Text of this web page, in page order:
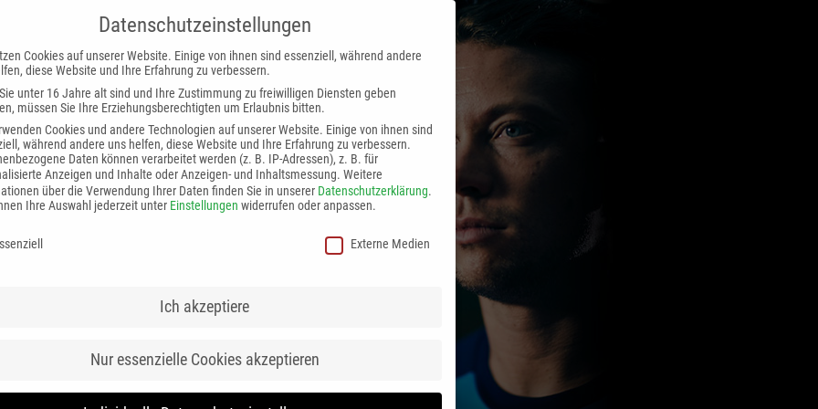
junger Mann. Doch mit einem Schlag verändert
verliert er im Alter von 20 Jahren beide
das traumatische Erlebnis zu überwinden. Er fasst
Willenskraft, Ausdauer und Leidenschaft
– im Oktober 2015 Weltmeister und im September
und tritt in Talkshows auf, reist mit der
Persönlichkeiten. Er führt ein Leben, von
uns, dass das Leben auch nach furchtbaren
lebenswert ist, wenn man an sich glaubt und nicht den
Datenschutzeinstellungen
Cookies auf unserer Website. Einige von ihnen sind essenziell, während andere
diese Website und Ihre Erfahrung zu verbessern.
unter 16 Jahre alt sind und Ihre Zustimmung zu freiwilligen Diensten geben
müssen Sie Ihre Erziehungsberechtigten um Erlaubnis bitten.
Cookies und andere Technologien auf unserer Website. Einige von ihnen sind
während andere uns helfen, diese Website und Ihre Erfahrung zu verbessern.
Daten können verarbeitet werden (z. B. IP-Adressen), z. B. für
Anzeigen und Inhalte oder Anzeigen- und Inhaltsmessung. Weitere
über die Verwendung Ihrer Daten finden Sie in unserer Datenschutzerklärung.
Ihre Auswahl jederzeit unter Einstellungen widerrufen oder anpassen.
Externe Medien
Ich akzeptiere
Nur essenzielle Cookies akzeptieren